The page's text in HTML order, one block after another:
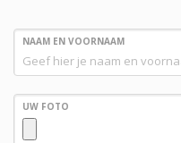
NAAM EN VOORNAAM
UW FOTO